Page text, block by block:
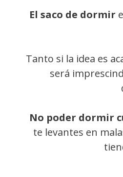
El saco de dormir
Tanto si la idea es
será
No poder dormir
te levantes en